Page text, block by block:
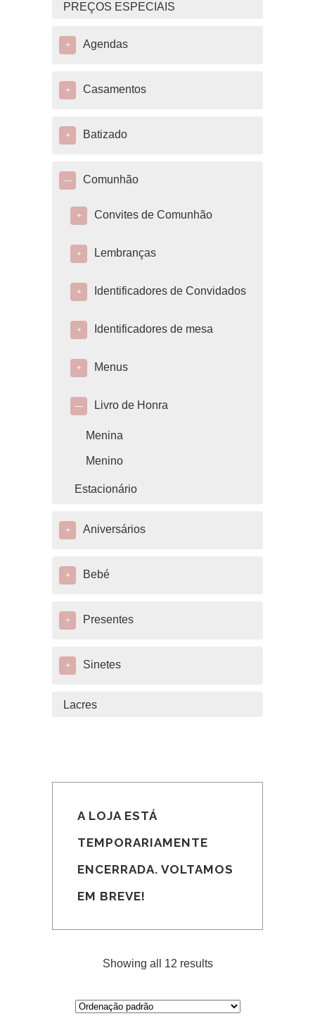
PREÇOS ESPECIAIS
+ Agendas
+ Casamentos
+ Batizado
— Comunhão
+ Convites de Comunhão
+ Lembranças
+ Identificadores de Convidados
+ Identificadores de mesa
+ Menus
— Livro de Honra
Menina
Menino
Estacionário
+ Aniversários
+ Bebé
+ Presentes
+ Sinetes
Lacres
A LOJA ESTÁ
TEMPORARIAMENTE
ENCERRADA. VOLTAMOS
EM BREVE!
Showing all 12 results